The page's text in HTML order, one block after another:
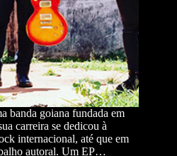
banda goiana fundada em
carreira se dedicou à
internacional, até que em
autoral. Um EP…